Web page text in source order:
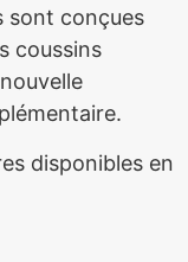
sont conçues
coussins
disponibles en